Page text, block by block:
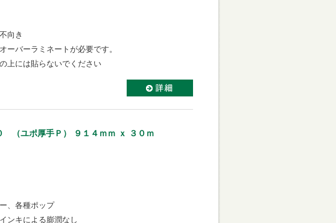
顔料
面
は不向き
オーバーラミネートが必要です。
の上には貼らないでください
ユポ厚手Ｐ） ９１４ｍｍ ｘ ３０ｍ
、各種ポップ
ンキによる膨潤なし